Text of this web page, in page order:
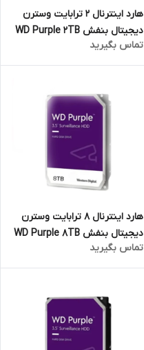
هارد اینترنال 2 ترابایت وسترن
دیجیتال بنفش WD Purple 2TB
(اصلی)
تماس بگیرید
هارد اینترنال 8 ترابایت وسترن
دیجیتال بنفش WD Purple 8TB
(اصلی)
تماس بگیرید